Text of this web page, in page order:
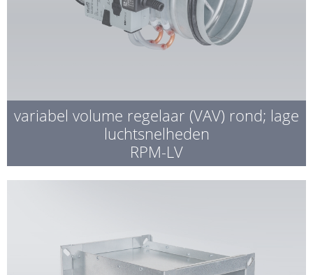
variabel volume regelaar (VAV) rond; lage
luchtsnelheden
RPM-LV